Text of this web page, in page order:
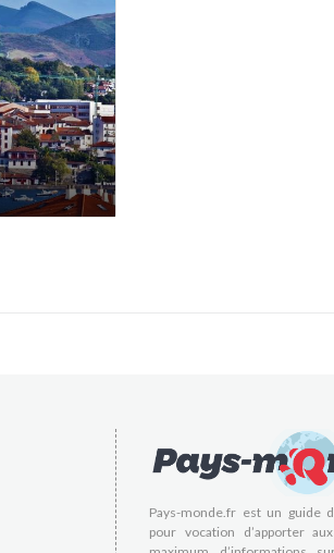
Pays-monde.fr est un guide
pour vocation d’apporter